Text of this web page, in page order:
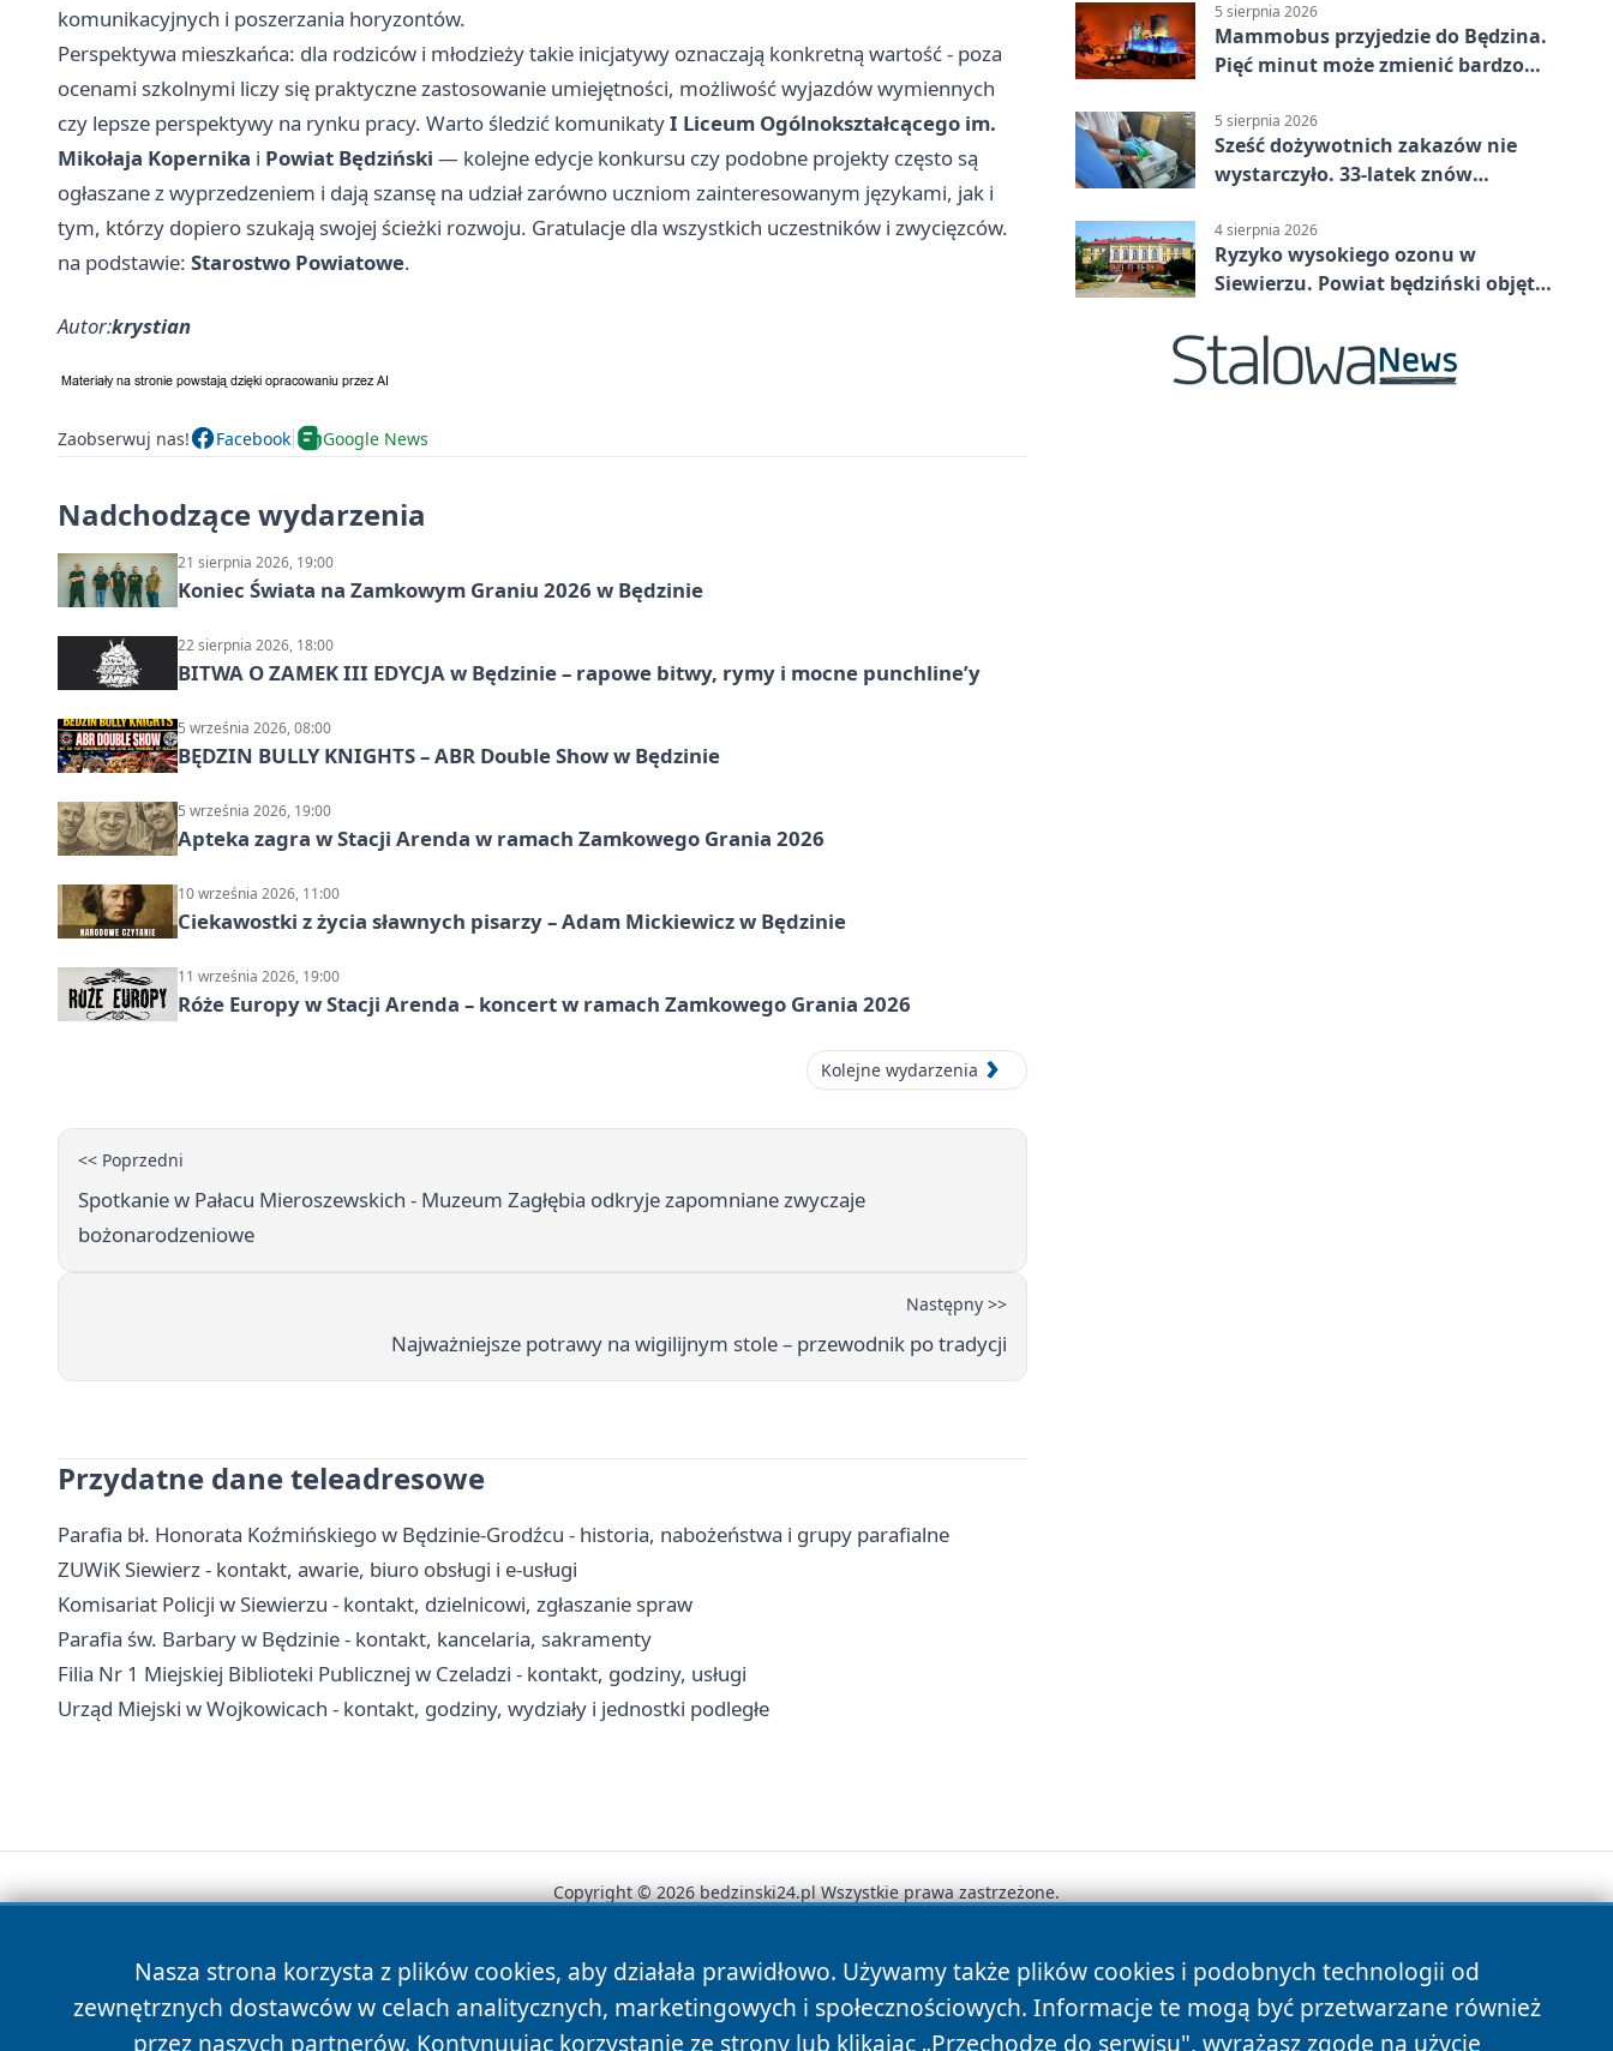
komunikacyjnych i poszerzania horyzontów.
Perspektywa mieszkańca: dla rodziców i młodzieży takie inicjatywy oznaczają konkretną wartość - poza
ocenami szkolnymi liczy się praktyczne zastosowanie umiejętności, możliwość wyjazdów wymiennych
czy lepsze perspektywy na rynku pracy. Warto śledzić komunikatyI Liceum Ogólnokształcącego im.
Mikołaja Kopernika i Powiat Będziński — kolejne edycje konkursu czy podobne projekty często są
ogłaszane z wyprzedzeniem i dają szansę na udział zarówno uczniom zainteresowanym językami, jak i
tym, którzy dopiero szukają swojej ścieżki rozwoju. Gratulacje dla wszystkich uczestników i zwycięzców.
na podstawie: Starostwo Powiatowe.
Autor:krystian
Zaobserwuj nas! Facebook Google News
Nadchodzące wydarzenia
21 sierpnia 2026, 19:00
Koniec Świata na Zamkowym Graniu 2026 w Będzinie
22 sierpnia 2026, 18:00
BITWA O ZAMEK III EDYCJA w Będzinie – rapowe bitwy, rymy i mocne punchline’y
5 września 2026, 08:00
BĘDZIN BULLY KNIGHTS – ABR Double Show w Będzinie
5 września 2026, 19:00
Apteka zagra w Stacji Arenda w ramach Zamkowego Grania 2026
10 września 2026, 11:00
Ciekawostki z życia sławnych pisarzy – Adam Mickiewicz w Będzinie
11 września 2026, 19:00
Róże Europy w Stacji Arenda – koncert w ramach Zamkowego Grania 2026
Kolejne wydarzenia
<< Poprzedni
Spotkanie w Pałacu Mieroszewskich - Muzeum Zagłębia odkryje zapomniane zwyczaje
bożonarodzeniowe
Następny >>
Najważniejsze potrawy na wigilijnym stole – przewodnik po tradycji
Przydatne dane teleadresowe
Parafia bł. Honorata Koźmińskiego w Będzinie-Grodźcu - historia, nabożeństwa i grupy parafialne
ZUWiK Siewierz - kontakt, awarie, biuro obsługi i e-usługi
Komisariat Policji w Siewierzu - kontakt, dzielnicowi, zgłaszanie spraw
Parafia św. Barbary w Będzinie - kontakt, kancelaria, sakramenty
Filia Nr 1 Miejskiej Biblioteki Publicznej w Czeladzi - kontakt, godziny, usługi
Urząd Miejski w Wojkowicach - kontakt, godziny, wydziały i jednostki podległe
5 sierpnia 2026
Mammobus przyjedzie do Będzina.
Pięć minut może zmienić bardzo
5 sierpnia 2026
Sześć dożywotnich zakazów nie
wystarczyło. 33-latek znów
4 sierpnia 2026
Ryzyko wysokiego ozonu w
Siewierzu. Powiat będziński objęty
Nasza strona korzysta z plików cookies, aby działała prawidłowo. Używamy także plików cookies i podobnych technologii od
zewnętrznych dostawców w celach analitycznych, marketingowych i społecznościowych. Informacje te mogą być przetwarzane również
przez naszych partnerów. Kontynuując korzystanie ze strony lub klikając „Przechodzę do serwisu", wyrażasz zgodę na użycie
Copyright © 2026 bedzinski24.pl Wszystkie prawa zastrzeżone.
News Autorzy Polityka Prywatności Polityka Cookies